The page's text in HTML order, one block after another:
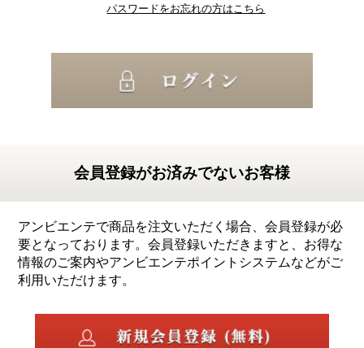
パスワードをお忘れの方はこちら
会員登録がお済みでないお客様
アンビエンテで商品を注文いただく場合、会員登録が必
要となっております。会員登録いただきますと、お得な
情報のご案内やアンビエンテポイントシステムなどがご
利用いただけます。